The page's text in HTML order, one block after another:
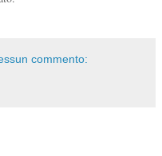
commento: